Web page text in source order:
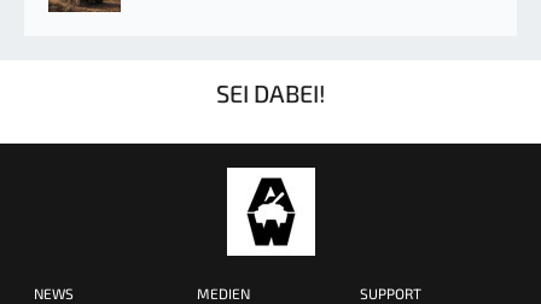
SEI DABEI!
NEWS MEDIEN SUPPORT